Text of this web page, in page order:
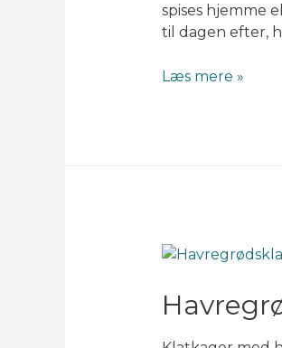
spises hjemme
til dagen efter,
Overnight
Læs mere »